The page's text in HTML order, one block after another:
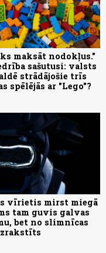
maksāt nodokļus."
sašutusi: valsts
strādājošie trīs
spēlējās ar "Lego"?
vīrietis mirst miegā
tam guvis galvas
bet no slimnīcas